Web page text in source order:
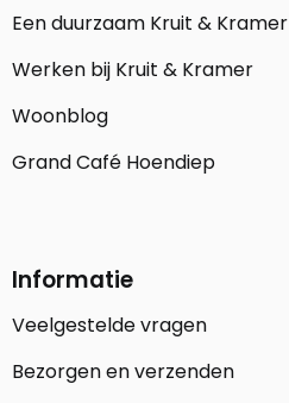
Een duurzaam Kruit & Kramer
Werken bij Kruit & Kramer
Woonblog
Grand Café Hoendiep
Informatie
Veelgestelde vragen
Bezorgen en verzenden